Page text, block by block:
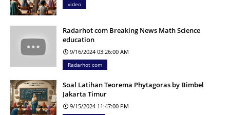
video
Radarhot com Breaking News Math Science
education
9/16/2024 03:26:00 AM
Radarhot com
Soal Latihan Teorema Phytagoras by Bimbel
Jakarta Timur
9/15/2024 11:47:00 PM